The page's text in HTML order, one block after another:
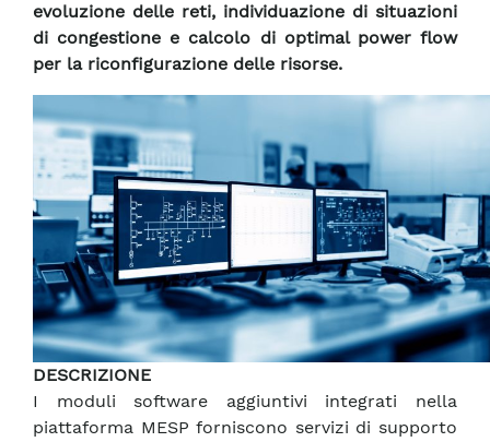
evoluzione delle reti, individuazione di situazioni
di congestione e calcolo di optimal power flow
per la riconfigurazione delle risorse.
DESCRIZIONE
I moduli software aggiuntivi integrati nella
piattaforma MESP forniscono servizi di supporto